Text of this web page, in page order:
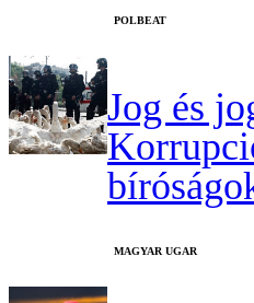
‎POLBEAT
Jog és
MAGYAR UGAR